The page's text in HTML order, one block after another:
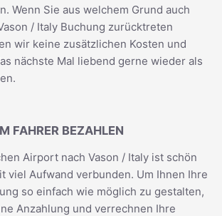
Wenn Sie aus welchem Grund auch
/ Italy Buchung zurücktreten
wir keine zusätzlichen Kosten und
nächste Mal liebend gerne wieder als
FAHRER BEZAHLEN
Airport nach Vason / Italy ist schön
viel Aufwand verbunden. Um Ihnen Ihre
so einfach wie möglich zu gestalten,
Anzahlung und verrechnen Ihre